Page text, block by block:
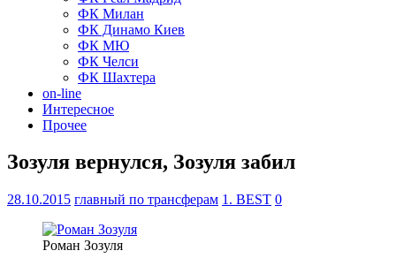
ФК Милан
ФК Динамо Киев
ФК МЮ
ФК Челси
ФК Шахтера
on-line
Интересное
Прочее
Зозуля вернулся, Зозуля забил
28.10.2015 главный по трансферам 1. BEST 0
Роман Зозуля